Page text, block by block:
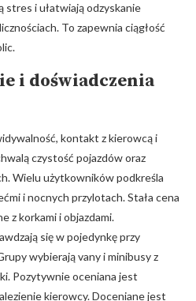
stres i ułatwiają odzyskanie
To zapewnia ciągłość
i doświadczenia
kontakt z kierowcą i
czystość pojazdów oraz
Wielu użytkowników podkreśla
i nocnych przylotach. Stała cena
z korkami i objazdami.
się w pojedynkę przy
wybierają vany i minibusy z
Pozytywnie oceniana jest
kierowcy. Doceniane jest